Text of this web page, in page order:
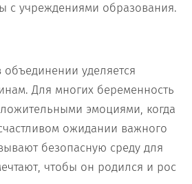
с учреждениями образования.
уделяется
Для многих беременность
эмоциями, когда
ожидании важного
безопасную среду для
чтобы он родился и рос